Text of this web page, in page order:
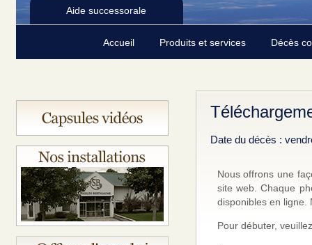
Aide successorale
Accueil Produits et services Décès
Date du décès :
Nous offrons une
site web. Chaque
disponibles en ligne.
Pour débuter,